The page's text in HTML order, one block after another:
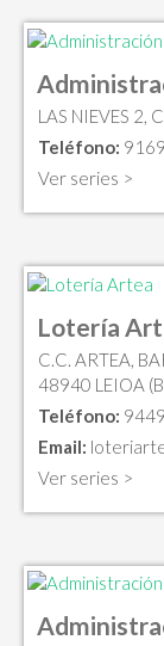
LAS NIEVES 2,
Teléfono:
Ver series >
Lotería
C.C. ARTEA,
48940 LEIOA
Teléfono:
Email:
Ver series >